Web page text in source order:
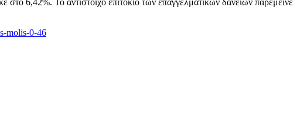
6,42%. Το αντίστοιχο επιτόκιο των επαγγελματικών δανείων παρέμεινε
molis-0-46